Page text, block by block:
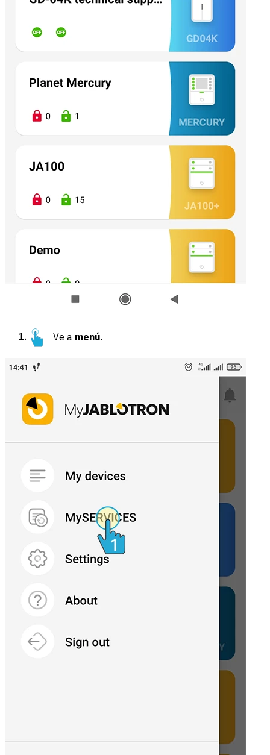
Ve a menú.